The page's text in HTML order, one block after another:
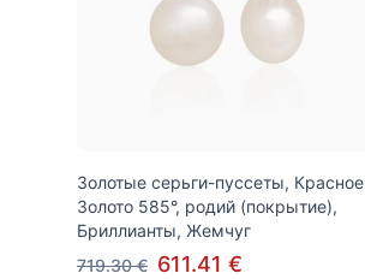
Золотые серьги-пуссеты, Красное
Золото 585°, родий (покрытие),
Бриллианты, Жемчуг
719.30 € 611.41 €